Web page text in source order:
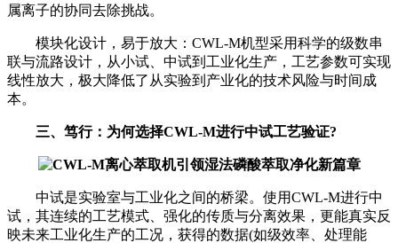
属离子的协同去除挑战。
模块化设计，易于放大：CWL-M机型采用科学的级数串
联与流路设计，从小试、中试到工业化生产，工艺参数可实现
线性放大，极大降低了从实验到产业化的技术风险与时间成
本。
三、笃行：为何选择CWL-M进行中试工艺验证?
中试是实验室与工业化之间的桥梁。使用CWL-M进行中
试，其连续的工艺模式、强化的传质与分离效果，更能真实反
映未来工业化生产的工况，获得的数据(如级效率、处理能